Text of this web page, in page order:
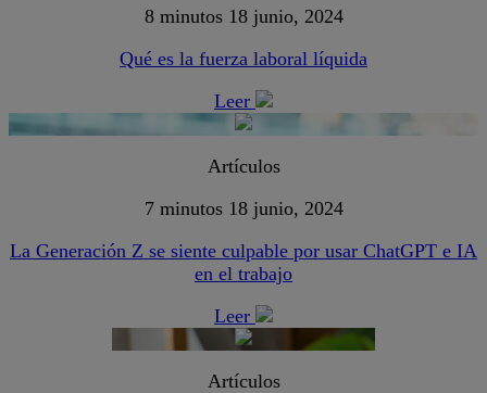
8 minutos 18 junio, 2024
Qué es la fuerza laboral líquida
Leer
Artículos
7 minutos 18 junio, 2024
La Generación Z se siente culpable por usar ChatGPT e IA
en el trabajo
Leer
Artículos